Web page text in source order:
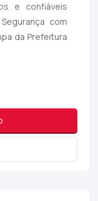
e confiáveis
com
da Prefeitura